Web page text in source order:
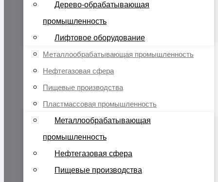
Дерево-обрабатывающая
промышленность
Лифтовое оборудование
Металлообрабатывающая промышленность
Нефтегазовая сфера
Пищевые производства
Пластмассовая промышленность
Металлообрабатывающая
промышленность
Нефтегазовая сфера
Пищевые производства